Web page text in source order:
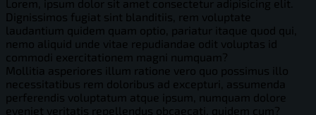
Lorem, ipsum dolor sit amet consectetur adipisicing elit.
Dignissimos fugiat sint blanditiis, rem voluptate
laudantium quidem quam optio, pariatur itaque quod qui,
nemo aliquid unde vitae repudiandae odit voluptas id
commodi exercitationem magni numquam?
Mollitia asperiores illum ratione vero quo possimus illo
necessitatibus rem doloribus ad excepturi, assumenda
perferendis voluptatum atque ipsum, numquam dolore
eveniet veritatis repellendus obcaecati, quidem cum?